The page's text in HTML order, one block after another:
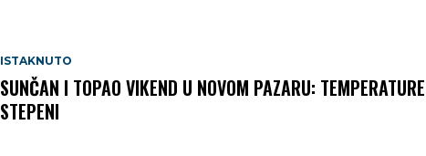
ISTAKNUTO
SUNČAN I TOPAO VIKEND U NOVOM PAZARU:
STEPENI